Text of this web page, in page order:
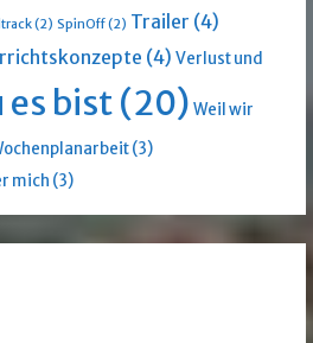
(2) SpinOff(2) Trailer (4)
(4) Verlust und
es bist(20) Weil wir
(3)
mich (3)